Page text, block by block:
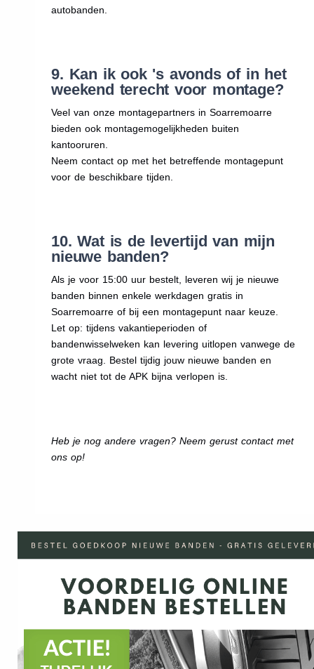
autobanden.
9. Kan ik ook 's avonds of in het
weekend terecht voor montage?
Veel van onze montagepartners in Soarremoarre
bieden ook montagemogelijkheden buiten
kantooruren.
Neem contact op met het betreffende montagepunt
voor de beschikbare tijden.
10. Wat is de levertijd van mijn
nieuwe banden?
Als je voor 15:00 uur bestelt, leveren wij je nieuwe
banden binnen enkele werkdagen gratis in
Soarremoarre of bij een montagepunt naar keuze.
Let op: tijdens vakantieperioden of
bandenwisselweken kan levering uitlopen vanwege de
grote vraag. Bestel tijdig jouw nieuwe banden en
wacht niet tot de APK bijna verlopen is.
Heb je nog andere vragen? Neem gerust contact met
ons op!